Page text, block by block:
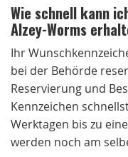
Wie schnell kann
Alzey-Worms
Ihr
bei der Behörde
Reservierung und
Kennzeichen
Werktagen bis zu
werden noch am